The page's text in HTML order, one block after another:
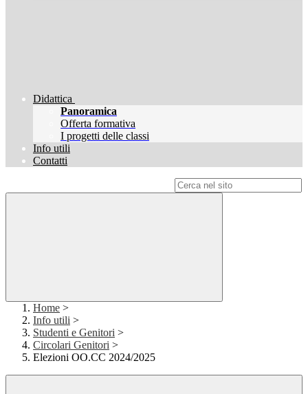
Didattica
Panoramica
Offerta formativa
I progetti delle classi
Info utili
Contatti
Home >
Info utili >
Studenti e Genitori >
Circolari Genitori >
Elezioni OO.CC 2024/2025